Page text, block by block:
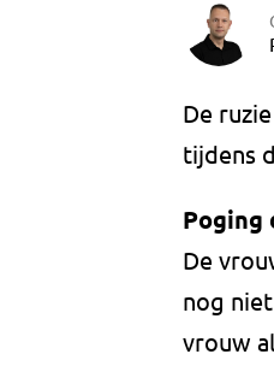
De
tijdens
Poging
De
nog
vrouw